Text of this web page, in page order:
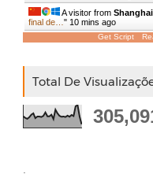
A visitor from Shanghai
final de… " 10 mins ago
Get Script
Total De